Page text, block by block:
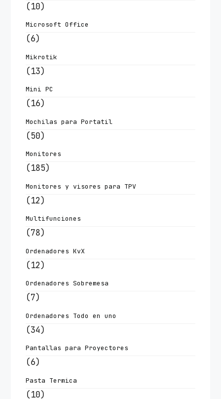
(10)
Microsoft Office
(6)
Mikrotik
(13)
Mini PC
(16)
Mochilas para Portatil
(50)
Monitores
(185)
Monitores y visores para TPV
(12)
Multifunciones
(78)
Ordenadores KvX
(12)
Ordenadores Sobremesa
(7)
Ordenadores Todo en uno
(34)
Pantallas para Proyectores
(6)
Pasta Termica
(10)